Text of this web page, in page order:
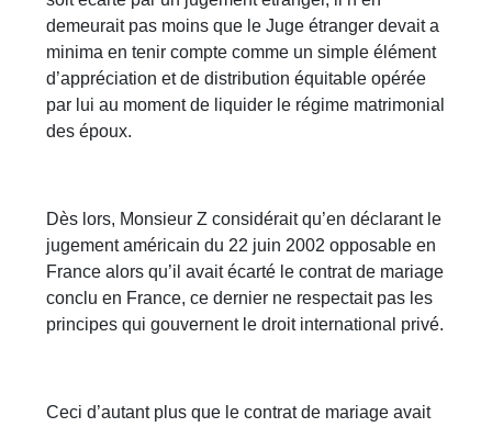
demeurait pas moins que le Juge étranger devait a
minima en tenir compte comme un simple élément
d’appréciation et de distribution équitable opérée
par lui au moment de liquider le régime matrimonial
des époux.
Dès lors, Monsieur Z considérait qu’en déclarant le
jugement américain du 22 juin 2002 opposable en
France alors qu’il avait écarté le contrat de mariage
conclu en France, ce dernier ne respectait pas les
principes qui gouvernent le droit international privé.
Ceci d’autant plus que le contrat de mariage avait